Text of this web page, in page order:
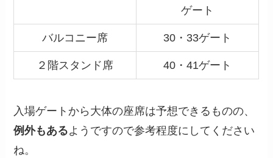
ゲート
バルコニー席 30・33ゲート
２階スタンド席 40・41ゲート
入場ゲートから大体の座席は予想できるものの、
例外もあるようですので参考程度にしてください
ね。